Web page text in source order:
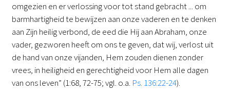
omgezien en er verlossing voor tot stand gebracht ... om
barmhartigheid te bewijzen aan onze vaderen en te denken
aan Zijn heilig verbond, de eed die Hij aan Abraham, onze
vader, gezworen heeft om ons te geven, dat wij, verlost uit
de hand van onze vijanden, Hem zouden dienen zonder
vrees, in heiligheid en gerechtigheid voor Hem alle dagen
van ons leven” (1:68, 72-75; vgl. o.a. Ps. 136:22-24).